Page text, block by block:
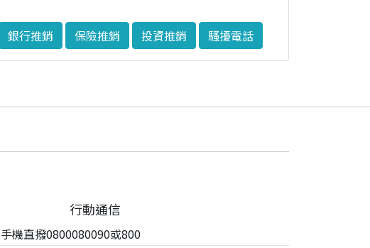
銀行推銷 保險推銷 投資推銷
騷擾電話
行動通信
手機直撥0800080090或800